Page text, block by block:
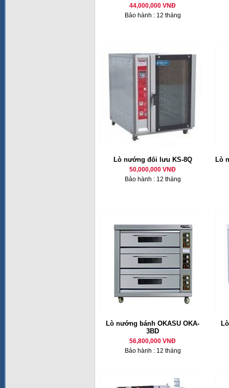
44,000,000 VNĐ
Bảo hành : 12 tháng
Lò nướng đối lưu KS-8Q
50,000,000 VNĐ
Bảo hành : 12 tháng
Lò
Lò nướng bánh OKASU OKA-
3BD
56,800,000 VNĐ
Bảo hành : 12 tháng